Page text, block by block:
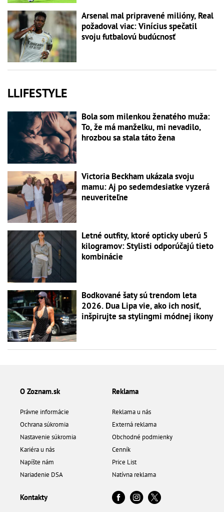
Arsenal mal pripravené milióny, Real
požadoval viac: Vinícius spečatil
svoju futbalovú budúcnosť
LLIFESTYLE
Bola som milenkou ženatého muža:
To, že má manželku, mi nevadilo,
hrozbou sa stala táto žena
Victoria Beckham ukázala svoju
mamu: Aj po sedemdesiatke vyzerá
neuveriteľne
Letné outfity, ktoré opticky uberú 5
kilogramov: Stylisti odporúčajú tieto
kombinácie
Bodkované šaty sú trendom leta
2026. Dua Lipa vie, ako ich nosiť,
inšpirujte sa stylingmi módnej ikony
O Zoznam.sk
Právne informácie
Ochrana súkromia
Nastavenie súkromia
Kariéra u nás
Napíšte nám
Nariadenie DSA
Reklama
Reklama u nás
Externá reklama
Obchodné podmienky
Cenník
Price List
Natívna reklama
Kontakty